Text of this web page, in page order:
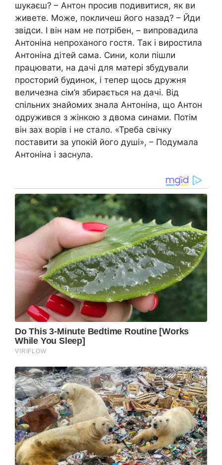
шукаєш? – Антон просив подивитися, як ви
живете. Може, покличеш його назад? – Йди
звідси. І він нам не потрібен, – випровадила
Антоніна непроханого гостя. Так і виростила
Антоніна дітей сама. Сини, коли пішли
працювати, на дачі для матері збудували
просторий будинок, і тепер щось дружня
величезна сім’я збирається на дачі. Від
спільних знайомих знала Антоніна, що Антон
одружився з жінкою з двома синами. Потім
він зах ворів і не стало. «Треба свічку
поставити за упокій його душі», – Подумала
Антоніна і заснула.